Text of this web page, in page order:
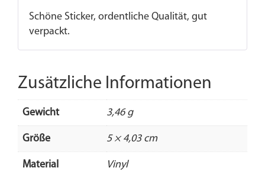
mit5von 5
Schöne Sticker, ordentliche Qualität, gut
verpackt.
Zusätzliche Informationen
Gewicht 3,46 g
Größe 5 × 4,03 cm
Material Vinyl